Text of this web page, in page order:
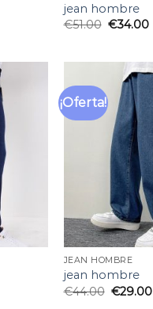
jean hombre
€51.00 €34.00
deseos
¡Oferta!
JEAN HOMBRE
jean hombre
€44.00 €29.00